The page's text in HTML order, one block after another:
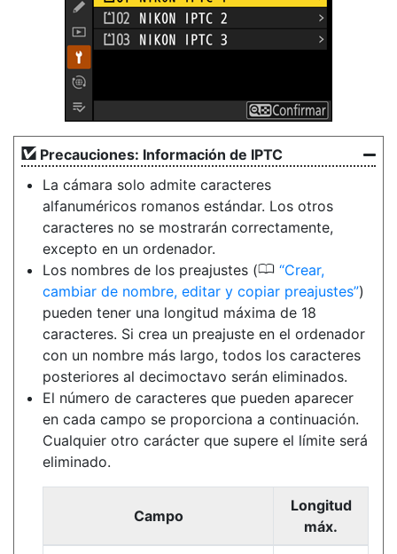
Precauciones: Información de IPTC
La cámara solo admite caracteres
alfanuméricos romanos estándar. Los otros
caracteres no se mostrarán correctamente,
excepto en un ordenador.
Los nombres de los preajustes (0 Crear,
cambiar de nombre, editar y copiar preajustes )
pueden tener una longitud máxima de 18
caracteres. Si crea un preajuste en el ordenador
con un nombre más largo, todos los caracteres
posteriores al decimoctavo serán eliminados.
El número de caracteres que pueden aparecer
en cada campo se proporciona a continuación.
Cualquier otro carácter que supere el límite será
eliminado.
Campo
Longitud
máx.